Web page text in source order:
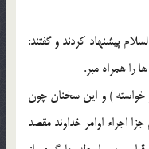
پيشنهاد كردند و گفتند:
همراه مبر.
خواسته ) و اين سخنان چون
اجراء اوامر خداوند مقصد